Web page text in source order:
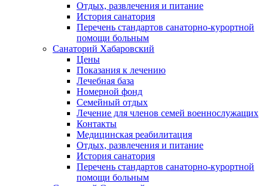
Отдых, развлечения и питание
История санатория
Перечень стандартов санаторно-курортной
помощи больным
Санаторий Хабаровский
Цены
Показания к лечению
Лечебная база
Номерной фонд
Семейный отдых
Лечение для членов семей военнослужащих
Контакты
Медицинская реабилитация
Отдых, развлечения и питание
История санатория
Перечень стандартов санаторно-курортной
помощи больным